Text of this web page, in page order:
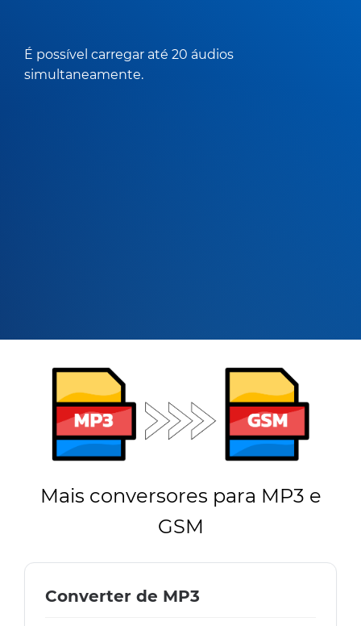
É possível carregar até 20 áudios
simultaneamente.
Mais conversores para MP3 e
GSM
Converter de MP3